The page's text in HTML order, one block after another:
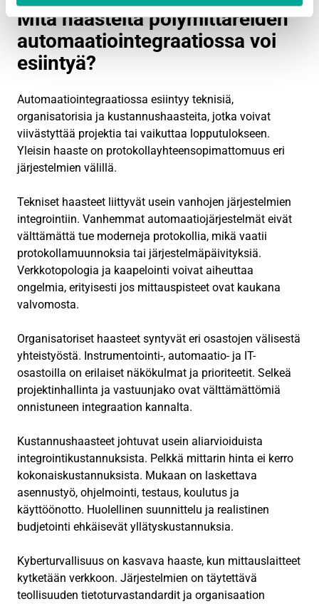
Mitä haasteita pölymittareiden
automaatiointegraatiossa voi
esiintyä?
Automaatiointegraatiossa esiintyy teknisiä,
organisatorisia ja kustannushaasteita, jotka voivat
viivästyttää projektia tai vaikuttaa lopputulokseen.
Yleisin haaste on protokollayhteensopimattomuus eri
järjestelmien välillä.
Tekniset haasteet liittyvät usein vanhojen järjestelmien
integrointiin. Vanhemmat automaatiojärjestelmät eivät
välttämättä tue moderneja protokollia, mikä vaatii
protokollamuunnoksia tai järjestelmäpäivityksiä.
Verkkotopologia ja kaapelointi voivat aiheuttaa
ongelmia, erityisesti jos mittauspisteet ovat kaukana
valvomosta.
Organisatoriset haasteet syntyvät eri osastojen välisestä
yhteistyöstä. Instrumentointi-, automaatio- ja IT-
osastoilla on erilaiset näkökulmat ja prioriteetit. Selkeä
projektinhallinta ja vastuunjako ovat välttämättömiä
onnistuneen integraation kannalta.
Kustannushaasteet johtuvat usein aliarvioiduista
integrointikustannuksista. Pelkkä mittarin hinta ei kerro
kokonaiskustannuksista. Mukaan on laskettava
asennustyö, ohjelmointi, testaus, koulutus ja
käyttöönotto. Huolellinen suunnittelu ja realistinen
budjetointi ehkäisevät yllätyskustannuksia.
Kyberturvallisuus on kasvava haaste, kun mittauslaitteet
kytketään verkkoon. Järjestelmien on täytettävä
teollisuuden tietoturvastandardit ja organisaation